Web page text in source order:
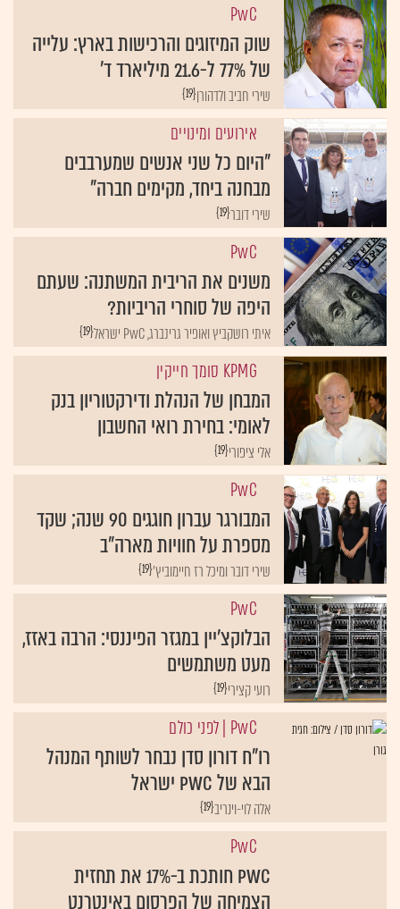
PwC
שוק המיזוגים והרכישות בארץ: עלייה
של 77% ל-21.6 מיליארד ד'
{19}שירי חביב ולדהורן
אירועים ומינויים
"היום כל שני אנשים שמערבבים
מבחנה ביחד, מקימים חברה"
{19}שירי דובר
PwC
משנים את הריבית המשתנה: שעתם
היפה של סוחרי הריביות?
{19} איתי רושקביץ ואופיר גרינברג, PwC ישראל
KPMG סומך חייקין
המבחן של הנהלת ודירקטוריון בנק
לאומי: בחירת רואי החשבון
{19}אלי ציפורי
PwC
המבורגר עברון חוגגים 90 שנה; שקד
מספרת על חוויות מארה"ב
{19}שירי דובר ומיכל רז חיימוביץ'
PwC
הבלוקצ'יין במגזר הפיננסי: הרבה באזז,
מעט משתמשים
{19}רועי קצירי
PwC | לפני כולם
רו"ח דורון סדן נבחר לשותף המנהל
הבא של PwC ישראל
{19}אלה לוי-וינריב
PwC
PwC חותכת ב-17% את תחזית
הצמיחה של הפרסום באינטרנט